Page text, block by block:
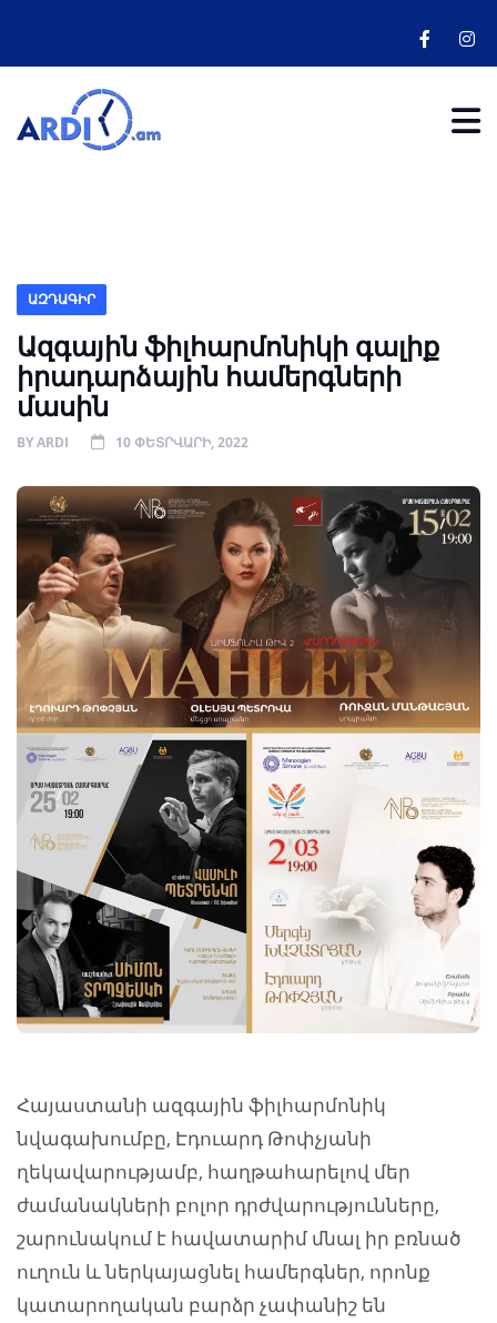
ԱԶԴԱԳԻՐ
Ազգային ֆիլհարմոնիկի գալիք
իրադարձային համերգների
մասին
BYARDI 10 ՓԵՏՐՎԱՐԻ, 2022
Հայաստանի ազգային ֆիլհարմոնիկ
նվագախումբը, Էդուարդ Թոփչյանի
ղեկավարությամբ, հաղթահարելով մեր
ժամանակների բոլոր դրժվարությունները,
շարունակում է հավատարիմ մնալ իր բռնած
ուղուն և ներկայացնել համերգներ, որոնք
կատարողական բարձր չափանիշ են